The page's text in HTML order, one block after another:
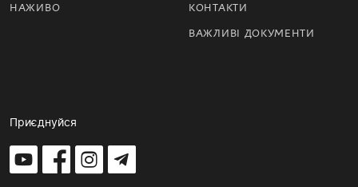
НАЖИВО КОНТАКТИ
ВАЖЛИВІ ДОКУМЕНТИ
Приєднуйся